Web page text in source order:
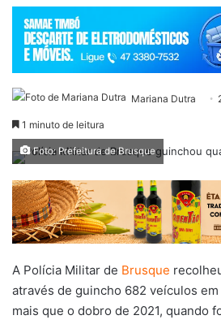
Mariana Dutra
1 minuto de leitura
Foto: Prefeitura de Brusque
A Polícia Militar de Brusque
através de guincho 682 veículos
mais que o dobro de 2021, quando